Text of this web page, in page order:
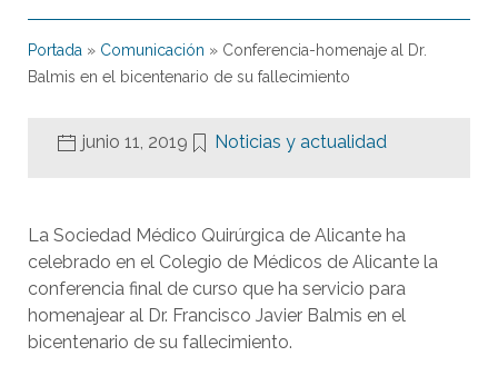
Portada » Comunicación » Conferencia-homenaje al Dr.
Balmis en el bicentenario de su fallecimiento
junio 11, 2019 Noticias y actualidad
La Sociedad Médico Quirúrgica de Alicante ha
celebrado en el Colegio de Médicos de Alicante la
conferencia final de curso que ha servicio para
homenajear al Dr. Francisco Javier Balmis en el
bicentenario de su fallecimiento.